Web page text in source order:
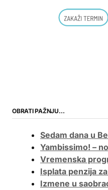
OBRATI PAŽNJU…
Sedam dana u
Yambissimo! –
Vremenska
Isplata penzija
Izmene u